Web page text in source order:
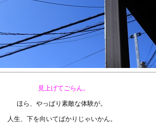
見上げてごらん。
ほら、やっぱり素敵な体験が。
人生、下を向いてばかりじゃいかん。